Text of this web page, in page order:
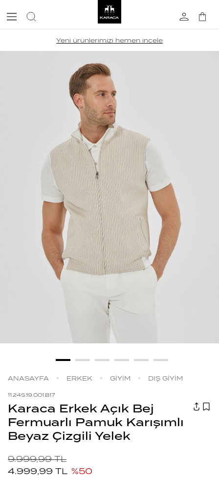
Yeni ürünlerimizi hemen incele
ANASAYFA ERKEK GİYİM DIŞ GİYİM
11.24S.19.001.B17
Karaca Erkek Açık Bej
Fermuarlı Pamuk Karışımlı
Beyaz Çizgili Yelek
9.999,99 TL
4.999,99 TL %50